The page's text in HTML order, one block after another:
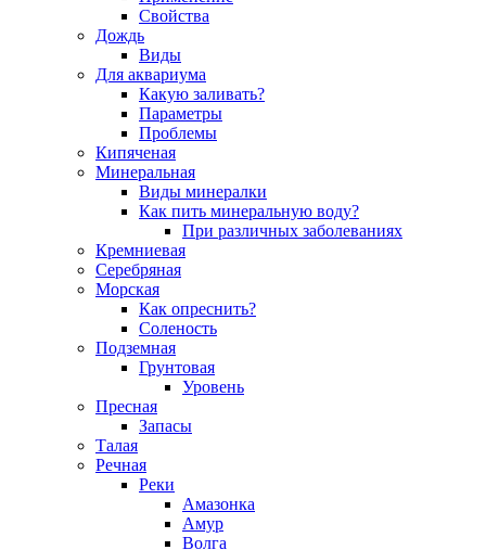
Свойства
Дождь
Виды
Для аквариума
Какую заливать?
Параметры
Проблемы
Кипяченая
Минеральная
Виды минералки
Как пить минеральную воду?
При различных заболеваниях
Кремниевая
Серебряная
Морская
Как опреснить?
Соленость
Подземная
Грунтовая
Уровень
Пресная
Запасы
Талая
Речная
Реки
Амазонка
Амур
Волга